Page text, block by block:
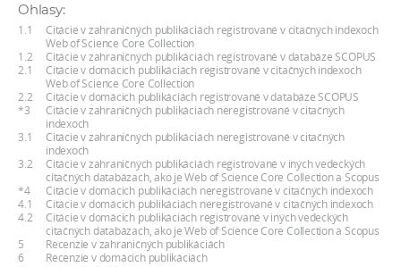
o
n
o
c
h
Ohlasy:
1.1
Citácie v zahraničných publikáciách registrované v citačných indexoch
Web of Science Core Collection
1.2
Citácie v zahraničných publikáciách registrované v databáze SCOPUS
2.1
Citácie v domácich publikáciách registrované v citačných indexoch
Web of Science Core Collection
2.2
Citácie v domácich publikáciách registrované v databáze SCOPUS
*3
Citácie v zahraničných publikáciách neregistrované v citačných
indexoch
3.1
Citácie v zahraničných publikáciách neregistrované v citačných
indexoch
3.2
Citácie v zahraničných publikáciách registrované v iných vedeckých
citačných databázach, ako je Web of Science Core Collection a Scopus
*4
Citácie v domácich publikáciách neregistrované v citačných indexoch
4.1
Citácie v domácich publikáciách neregistrované v citačných indexoch
4.2
Citácie v domácich publikáciách registrované v iných vedeckých
citačných databázach, ako je Web of Science Core Collection a Scopus
5
Recenzie v zahraničných publikáciách
6
Recenzie v domácich publikáciách